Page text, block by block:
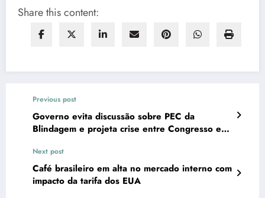
Share this content:
Previous post
Governo evita discussão sobre PEC da
Blindagem e projeta crise entre Congresso e
Next post
Café brasileiro em alta no mercado interno com
impacto da tarifa dos EUA